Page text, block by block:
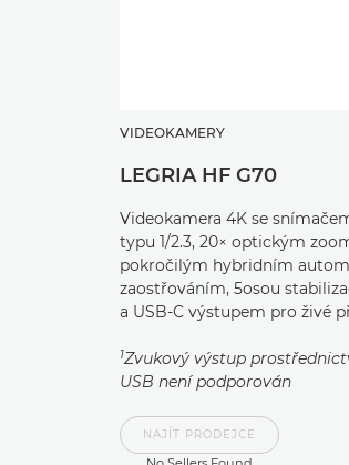
VIDEOKAMERY
LEGRIA HF G70
Videokamera 4K se
typu 1/2.3, 20× optickým
pokročilým hybridním
zaostřováním, 5osou
a USB-C výstupem pro živé
1Zvukový výstup
USB není podporován
NAJÍT PRODEJCE